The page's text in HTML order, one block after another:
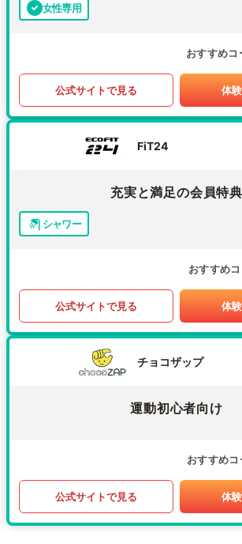
女性専用
おすすめコ
公式サイトで見る 体
FiT24
充実と満足の会員特典
シャワー
おすすめ
公式サイトで見る 体
チョコザップ
運動初心者向け
おすすめ
公式サイトで見る 体